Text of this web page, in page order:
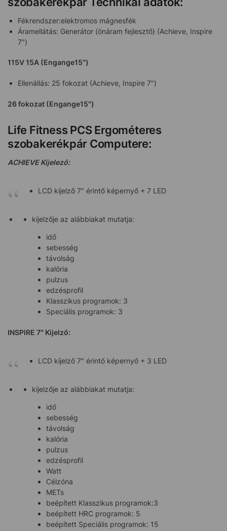
Fékrendszer:elektromos mágnesfék
Áramellátás: Generátor (önáram fejlesztő) (Achieve, Inspire
7″)
115V 15A (Engange15″)
Ellenállás: 25 fokozat (Achieve, Inspire 7″)
26 fokozat (Engange15″)
Life Fitness PCS Ergométeres
szobakerékpár Computere:
ACHIEVE Kijelező:
LCD kijelző 7″ érintő képernyő + 7 LED
kijelzője az alábbiakat mutatja:
idő
sebesség
távolság
kalória
pulzus
edzésprofil
Klasszikus programok: 3
Speciális programok: 3
INSPIRE 7″ Kijelző:
LCD kijelző 7″ érintő képernyő + 3 LED
kijelzője az alábbiakat mutatja:
idő
sebesség
távolság
kalória
pulzus
edzésprofil
Watt
Célzóna
METs
beépített Klasszikus programok:3
beépített HRC programok: 5
beépített Speciális programok: 15